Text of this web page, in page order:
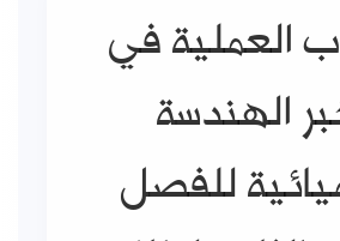
العملية في
الهندسة
للفصل